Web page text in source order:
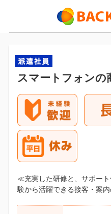
スマートフォンの
≪充実した研修と、サポー
験から活躍できる接客・案